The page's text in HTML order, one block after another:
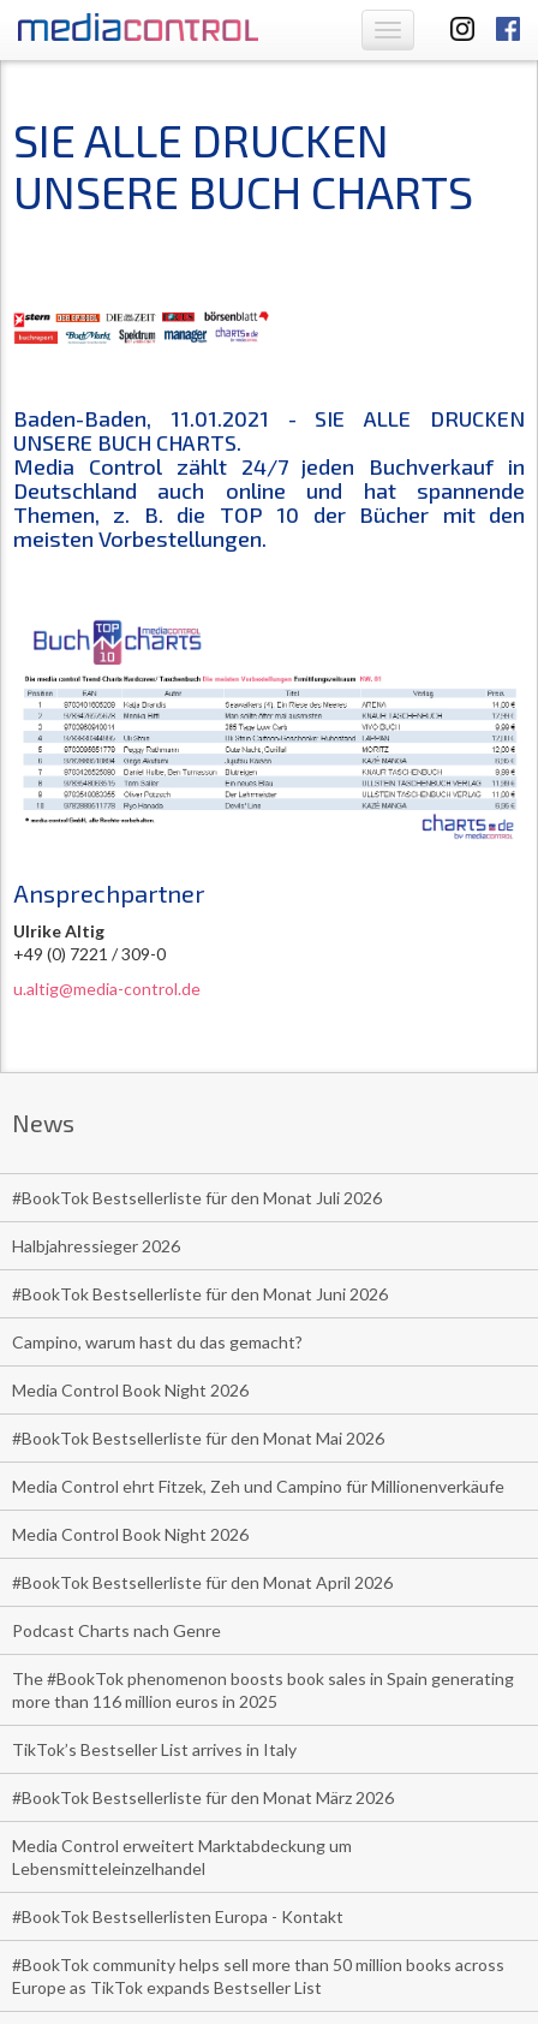
Toggle
navigation
SIE ALLE DRUCKEN
UNSERE BUCH CHARTS
Baden-Baden, 11.01.2021 - SIE ALLE DRUCKEN
UNSERE BUCH CHARTS.
Media Control zählt 24/7 jeden Buchverkauf in
Deutschland auch online und hat spannende
Themen, z. B. die TOP 10 der Bücher mit den
meisten Vorbestellungen.
Ansprechpartner
Ulrike Altig
+49 (0) 7221 / 309-0
u.altig@media-control.de
News
#BookTok Bestsellerliste für den Monat Juli 2026
Halbjahressieger 2026
#BookTok Bestsellerliste für den Monat Juni 2026
Campino, warum hast du das gemacht?
Media Control Book Night 2026
#BookTok Bestsellerliste für den Monat Mai 2026
Media Control ehrt Fitzek, Zeh und Campino für Millionenverkäufe
Media Control Book Night 2026
#BookTok Bestsellerliste für den Monat April 2026
Podcast Charts nach Genre
The #BookTok phenomenon boosts book sales in Spain generating
more than 116 million euros in 2025
TikTok’s Bestseller List arrives in Italy
#BookTok Bestsellerliste für den Monat März 2026
Media Control erweitert Marktabdeckung um
Lebensmitteleinzelhandel
#BookTok Bestsellerlisten Europa - Kontakt
#BookTok community helps sell more than 50 million books across
Europe as TikTok expands Bestseller List